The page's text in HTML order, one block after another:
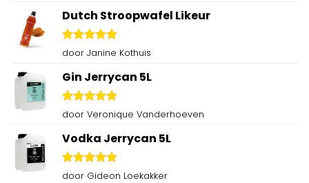
Dutch Stroopwafel Likeur
Gewaardeerd
door Janine Kothuis
Gin Jerrycan 5L
Gewaardeerd
door Veronique Vanderhoeven
Vodka Jerrycan 5L
Gewaardeerd
door Gideon Loekakker